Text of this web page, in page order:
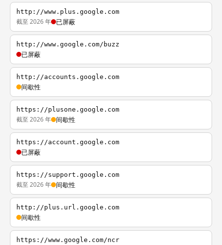
http://www.plus.google.com
截至 2026 年 已屏蔽
http://www.google.com/buzz
已屏蔽
http://accounts.google.com
间歇性
https://plusone.google.com
截至 2026 年 间歇性
https://account.google.com
已屏蔽
https://support.google.com
截至 2026 年 间歇性
http://plus.url.google.com
间歇性
https://www.google.com/ncr